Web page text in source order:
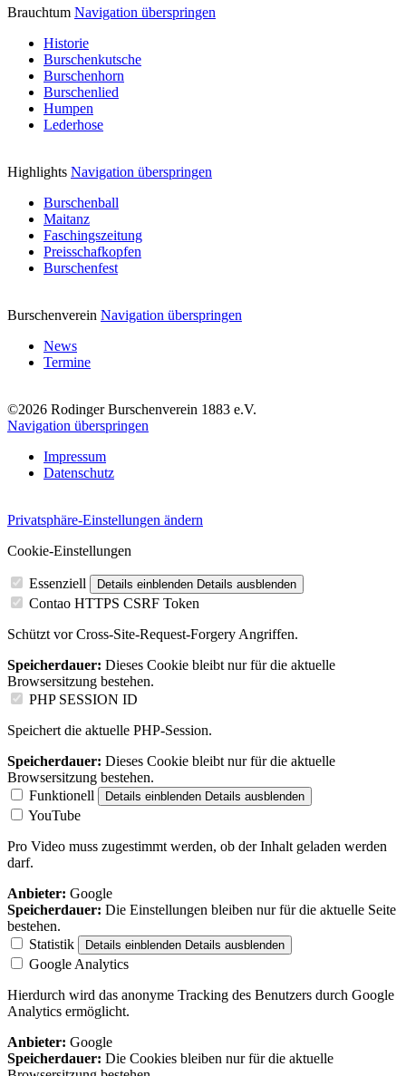
Brauchtum Navigation überspringen
Historie
Burschenkutsche
Burschenhorn
Burschenlied
Humpen
Lederhose
Highlights Navigation überspringen
Burschenball
Maitanz
Faschingszeitung
Preisschafkopfen
Burschenfest
Burschenverein Navigation überspringen
News
Termine
©2026 Rodinger Burschenverein 1883 e.V.
Navigation überspringen
Impressum
Datenschutz
Privatsphäre-Einstellungen ändern
Cookie-Einstellungen
Essenziell Details einblenden Details ausblenden
Contao HTTPS CSRF Token
Schützt vor Cross-Site-Request-Forgery Angriffen.
Speicherdauer: Dieses Cookie bleibt nur für die aktuelle
Browsersitzung bestehen.
PHP SESSION ID
Speichert die aktuelle PHP-Session.
Speicherdauer: Dieses Cookie bleibt nur für die aktuelle
Browsersitzung bestehen.
Funktionell
Details einblenden Details ausblenden
YouTube
Pro Video muss zugestimmt werden, ob der Inhalt geladen werden
darf.
Anbieter: Google
Speicherdauer: Die Einstellungen bleiben nur für die aktuelle Seite
bestehen.
Statistik
Details einblenden Details ausblenden
Google Analytics
Hierdurch wird das anonyme Tracking des Benutzers durch Google
Analytics ermöglicht.
Anbieter: Google
Speicherdauer: Die Cookies bleiben nur für die aktuelle